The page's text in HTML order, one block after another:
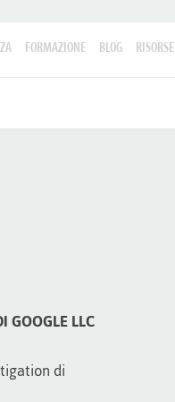
FORMAZIONE BLOG RISORSE
GOOGLE LLC
di